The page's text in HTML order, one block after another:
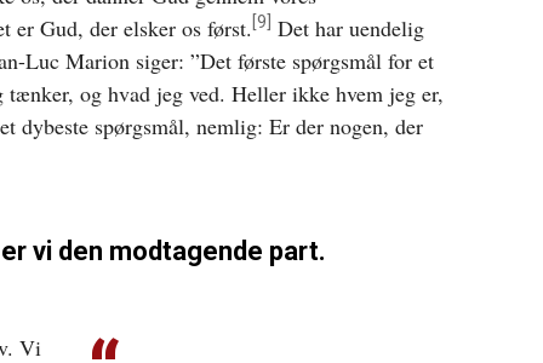
er Gud, der elsker os først. [9]
Det har uendelig
Luc Marion siger: ”Det første spørgsmål for et
og hvad jeg ved. Heller ikke hvem jeg er,
dybeste spørgsmål, nemlig: Er der nogen, der
vi den modtagende part.
Vi